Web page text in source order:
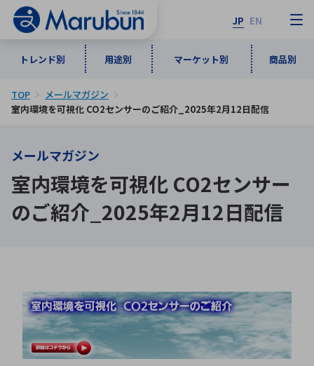
JP EN
トレンド別 用途別 マーケット別 商品別
トレンド別
インダストリアルDXソリューション
5G・Local 5G
ロボティクス（AI）
用途別
通信・ネットワーク
監視・セキュリティ
品質管理・検査
マーケット別
自動車 産業
民生 医療
商品別
半導体・電子部品 ソフトウェア
ICTソリューション 組立・ロボティクス
メーカ一覧
50音順
あ行 か行 さ行
た行
な行
は行 ま行
や行
アルファベット順
A B C
E
F
H
TOP
メールマガジン
室内環境を可視化 CO2センサーのご紹介_2025年2月12日配信
メールマガジン
室内環境を可視化 CO2センサー
のご紹介_2025年2月12日配信